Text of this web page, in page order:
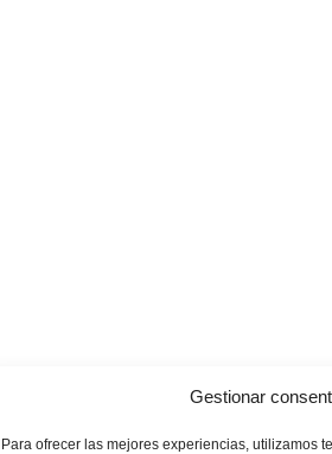
Gestionar
Para ofrecer las mejores experiencias, utilizamos